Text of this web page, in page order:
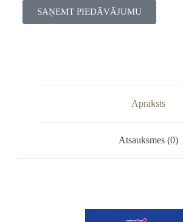
SAŅEMT PIEDĀVĀJUMU
Apraksts
Atsauksmes (0)